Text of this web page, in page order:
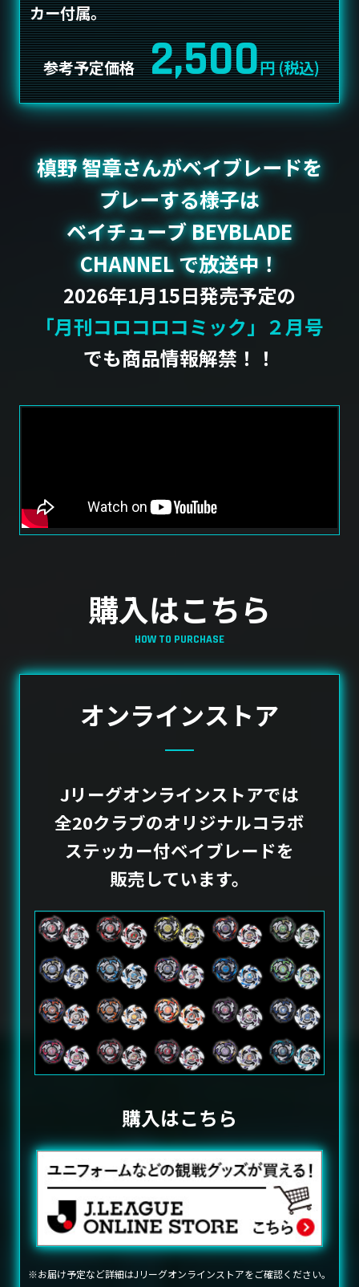
カー付属。
参考予定価格 2,500円 (税込)
槙野 智章さんがベイブレードを
プレーする様子は
ベイチューブ BEYBLADE
CHANNEL で放送中！
2026年1月15日発売予定の
「月刊コロコロコミック」２月号
でも商品情報解禁！！
購入はこちら
HOW TO PURCHASE
オンラインストア
Jリーグオンラインストアでは
全20クラブのオリジナルコラボ
ステッカー付ベイブレードを
販売しています。
購入はこちら
お届け予定など詳細はJリーグオンラインストアをご確認ください。